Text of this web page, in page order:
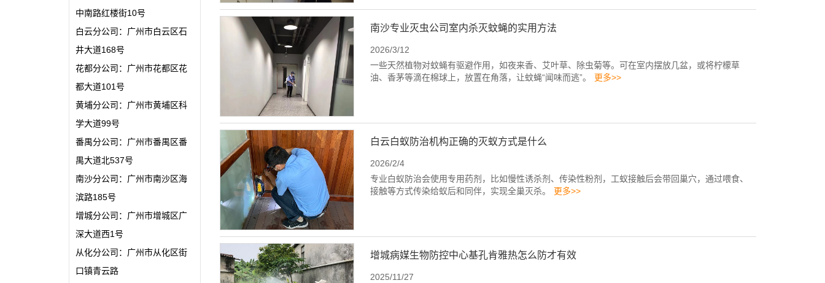
中南路红楼街10号
白云分公司：广州市白云区石
井大道168号
花都分公司：广州市花都区花
都大道101号
黄埔分公司：广州市黄埔区科
学大道99号
番禺分公司：广州市番禺区番
禺大道北537号
南沙分公司：广州市南沙区海
滨路185号
增城分公司：广州市增城区广
深大道西1号
从化分公司：广州市从化区街
口镇青云路
南沙专业灭虫公司室内杀灭蚊蝇的实用方法
2026/3/12
一些天然植物对蚊蝇有驱避作用，如夜来香、艾叶草、除虫菊等。可在室内摆放几盆，或将柠檬草
油、香茅等滴在棉球上，放置在角落，让蚊蝇“闻味而逃”。
更多>>
白云白蚁防治机构正确的灭蚁方式是什么
2026/2/4
专业白蚁防治会使用专用药剂，比如慢性诱杀剂、传染性粉剂，工蚁接触后会带回巢穴，通过喂食、
接触等方式传染给蚁后和同伴，实现全巢灭杀。
更多>>
增城病媒生物防控中心基孔肯雅热怎么防才有效
2025/11/27